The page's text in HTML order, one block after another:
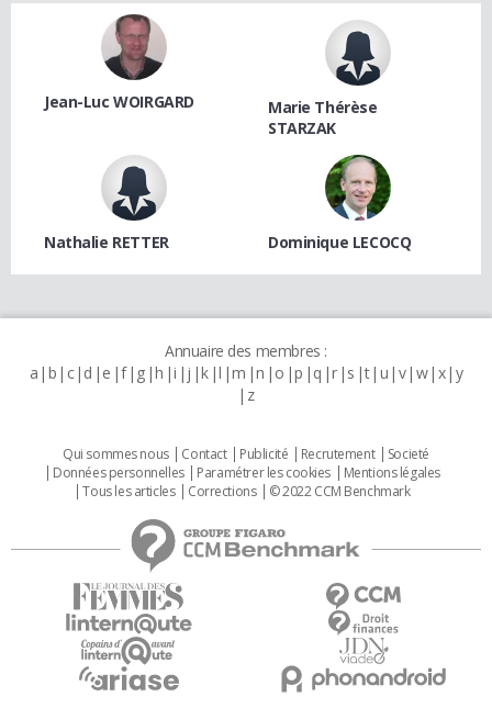
Jean-Luc WOIRGARD
Marie Thérèse
STARZAK
Nathalie RETTER Dominique LECOCQ
Annuaire des membres :
a b c d e f g h i j k l m n o p q r s t u v w x y
z
Qui sommes nous Contact Publicité Recrutement
Societé
Données personnelles
Paramétrer les cookies
Mentions légales
Tous les articles
Corrections © 2022 CCM Benchmark